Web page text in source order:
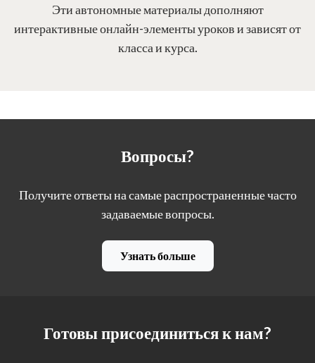
Эти автономные материалы дополняют
интерактивные онлайн-элементы уроков и зависят от
класса и курса.
Вопросы?
Получите ответы на самые распространенные часто
задаваемые вопросы.
Узнать больше
Готовы присоединиться к нам?